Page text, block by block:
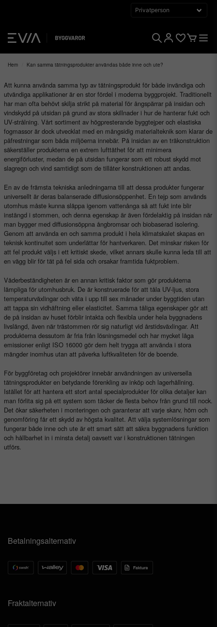
Hem Kan samma tätningsprodukter användas både inne och ute?
Att kunna använda samma typ av tätningsprodukt för både invändiga och
utvändiga applikationer är en stor fördel i moderna byggprojekt. Traditionellt
har man ofta behövt skilja strikt på material för ångspärrar på insidan och
vindskydd på utsidan på grund av stora skillnader i hur de hanterar fukt och
UV-strålning. Vårt sortiment av högpresterande byggtejper och elastiska
fogmassor är dock utvecklat med en mångsidig materialteknik som klarar de
påfrestningar som båda miljöerna innebär. På insidan av en träkonstruktion
säkerställer produkterna en extrem lufttäthet för att minimera
energiförluster, medan de på utsidan fungerar som ett robust skydd mot
slagregn och vind samtidigt som de tillåter konstruktionen att andas.
En av de främsta tekniska anledningarna till att dessa produkter fungerar
universellt är deras balanserade diffusionsöppenhet. En tejp som används
utomhus måste kunna släppa igenom vattenånga så att fukt inte blir
instängd i stommen, och denna egenskap är även fördelaktig på insidan när
man bygger med diffusionsöppna ångbromsar och biobaserad isolering.
Genom att använda en och samma produkt i hela klimatskalet skapas en
teknisk kontinuitet som underlättar för hantverkaren. Det minskar risken för
att fel produkt väljs i ett kritiskt skede, vilket annars skulle kunna leda till att
en vägg blir för tät på fel sida och orsakar framtida fuktproblem.
Väderbeständigheten är en annan kritisk faktor som gör produkterna
lämpliga för utomhusbruk. De är konstruerade för att tåla UV-ljus, stora
temperaturväxlingar och väta i upp till sex månader under byggtiden utan
att tappa sin vidhäftning eller elasticitet. Samma tåliga egenskaper gör att
de på insidan av huset förblir intakta och flexibla under hela byggnadens
livslängd, även när trästommen rör sig naturligt vid årstidsväxlingar. Att
produkterna dessutom är fria från lösningsmedel och har mycket låga
emissioner enligt ISO 16000 gör dem helt trygga att använda i stora
mängder inomhus utan att påverka luftkvaliteten för de boende.
För byggföretag och projektörer innebär användningen av universella
tätningsprodukter en betydande förenkling av inköp och lagerhållning.
Istället för att hantera ett stort antal specialprodukter för olika detaljer kan
man förlita sig på ett system som täcker de flesta behov från grund till nock.
Det ökar säkerheten i monteringen och garanterar att varje skarv, hörn och
genomföring får ett skydd av högsta kvalitet. Att välja systemlösningar som
fungerar både inne och ute är ett smart sätt att säkra byggnadens funktion
och hållbarhet in i minsta detalj oavsett var i konstruktionen tätningen
utförs.
Betalningsalternativ
Fraktalternativ